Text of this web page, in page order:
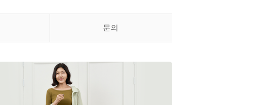
문의